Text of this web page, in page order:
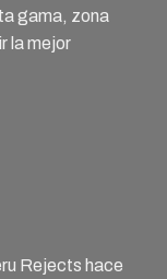
gama, zona
la mejor
Rejects hace